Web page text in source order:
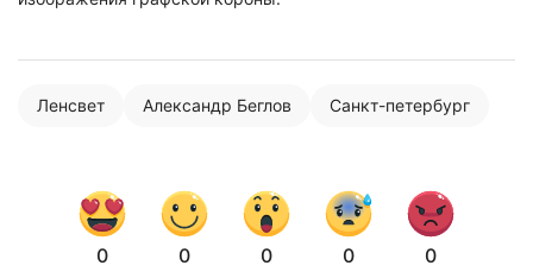
Ленсвет Александр Беглов Санкт-петербург
0 0 0 0 0
Нажимая на кнопку "Отправить" вы